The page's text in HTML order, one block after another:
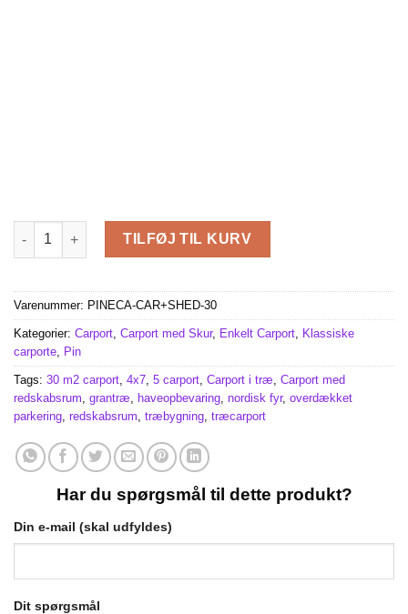
Carport med redskabsrum 30m² (4 m x 7,5 m) antal
TILFØJ TIL KURV
Varenummer: PINECA-CAR+SHED-30
Kategorier: Carport, Carport med Skur, Enkelt Carport, Klassiske
carporte, Pin
Tags: 30 m2 carport, 4x7, 5 carport, Carport i træ, Carport med
redskabsrum, grantræ, haveopbevaring, nordisk fyr, overdækket
parkering, redskabsrum, træbygning, træcarport
Har du spørgsmål til dette produkt?
Din e-mail (skal udfyldes)
Dit spørgsmål